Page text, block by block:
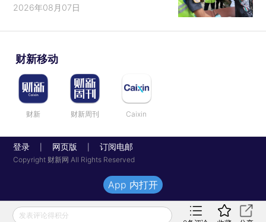
2026年08月07日
财新移动
财新 财新周刊 Caixin
登录 网页版 订阅电邮
Copyright 财新网 All Rights Reserved
发表评论得积分
App 内打开